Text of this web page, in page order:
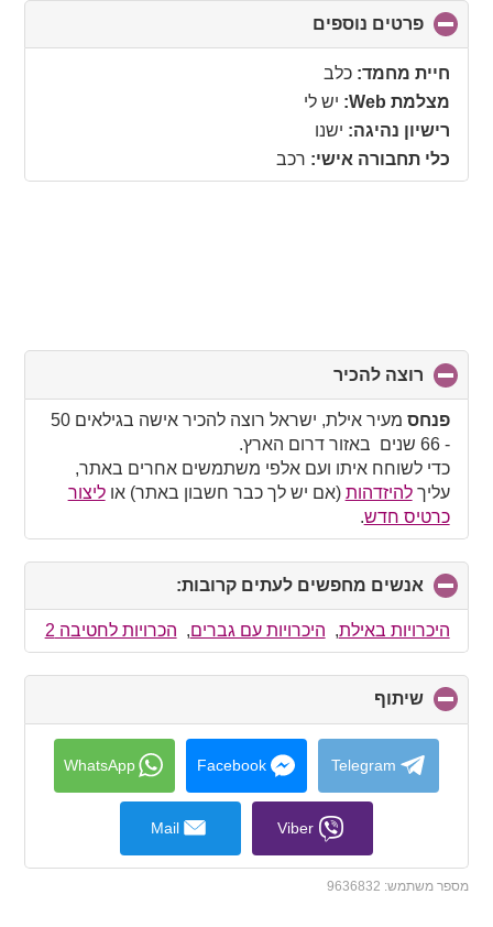
פרטים נוספים
to
contents
חיית מחמד: כלב
מצלמת Web:
יש לי
רישיון נהיגה: ישנו
כלי תחבורה אישי: רכב
רוצה להכיר
to
collapse
contents
פנחס
מעיר אילת, ישראל רוצה להכיר אישה בגילאים 50
- 66 שנים באזור דרום הארץ.
כדי לשוחח איתו ועם אלפי משתמשים אחרים באתר,
עליךלהיזדהות (אם יש לך כבר חשבון באתר) אוליצור
כרטיס חדש.
אנשים מחפשים לעתים קרובות:
to
collapse
contents
היכרויות באילת, היכרויות עם גברים, הכרויות לחטיבה 2
שיתוף
to
collapse
contents
Telegram
Facebook
WhatsApp
Viber
Mail
מספר משתמש: 9636832